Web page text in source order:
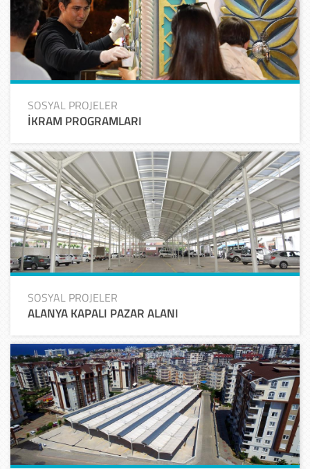
SOSYAL PROJELER
İKRAM PROGRAMLARI
SOSYAL PROJELER
ALANYA KAPALI PAZAR ALANI